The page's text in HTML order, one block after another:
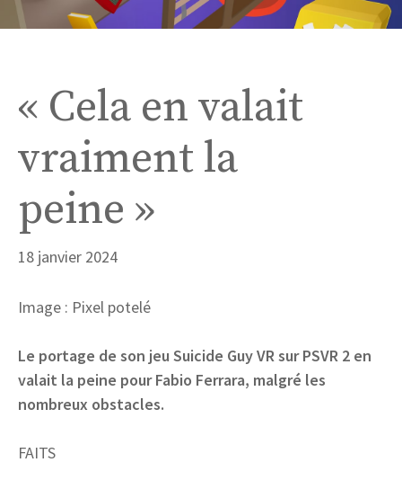
« Cela en valait
vraiment la
peine »
18 janvier 2024
Image : Pixel potelé
Le portage de son jeu Suicide Guy VR sur PSVR 2 en
valait la peine pour Fabio Ferrara, malgré les
nombreux obstacles.
FAITS